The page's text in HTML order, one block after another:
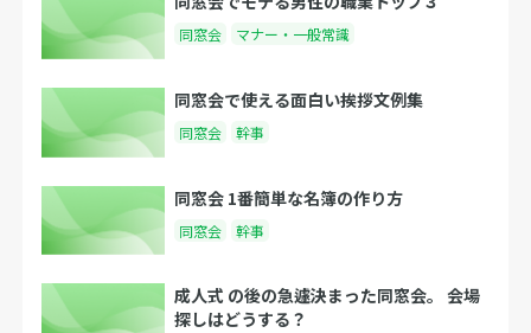
同窓会 マナー・一般常識
同窓会で使える面白い挨拶文例集
同窓会 幹事
同窓会 1番簡単な名簿の作り方
同窓会 幹事
成人式 の後の急遽決まった同窓会。 会場
探しはどうする？